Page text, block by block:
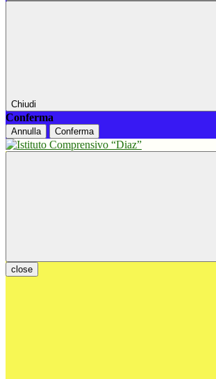
Chiudi
Conferma
Annulla Conferma
close